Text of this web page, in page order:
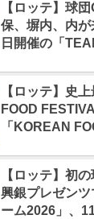
【ロッテ】球
保、塀内、内
日開催の「
【ロッテ】史
FOOD
「KOREAN
【ロッテ】初
興銀プレゼン
ーム2026」、